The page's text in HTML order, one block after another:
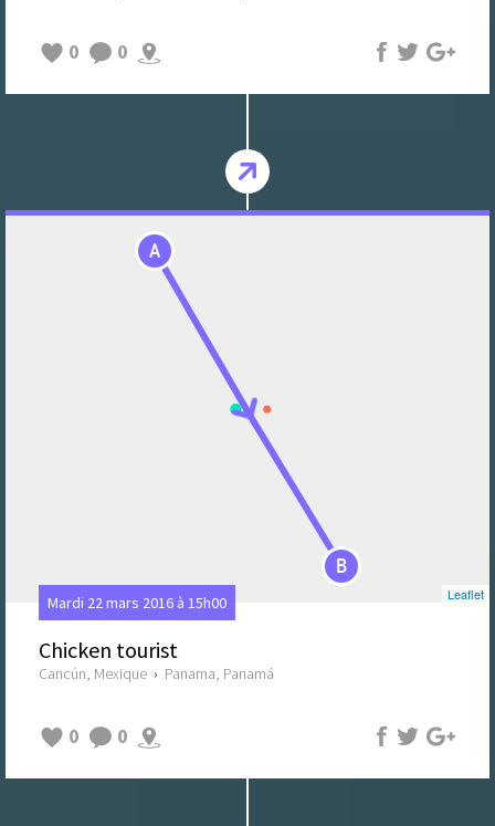
0 0
A
B
Leaflet
Mardi 22 mars 2016 à 15h00
Chicken tourist
Cancún, Mexique › Panama, Panamá
0 0